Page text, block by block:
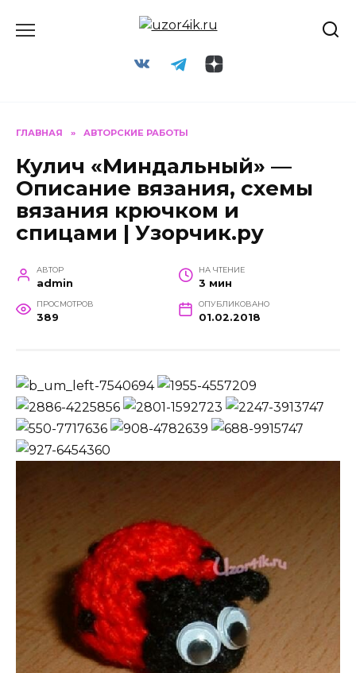
ГЛАВНАЯ » АВТОРСКИЕ РАБОТЫ
Кулич «Миндальный» —
Описание вязания, схемы
вязания крючком и
спицами | Узорчик.ру
АВТОР
admin
НА ЧТЕНИЕ
3 мин
ПРОСМОТРОВ
389
ОПУБЛИКОВАНО
01.02.2018